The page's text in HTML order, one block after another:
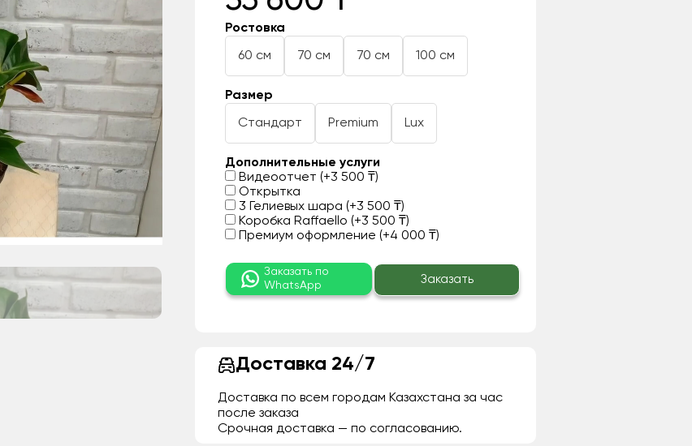
Ростовка
60 см 70 см 70 см 100 см
Размер
Стандарт Premium Lux
Дополнительные услуги
Видеоотчет (+3 500 ₸)
Открытка
3 Гелиевых шара (+3 500 ₸)
Коробка Raffaello (+3 500 ₸)
Премиум оформление (+4 000 ₸)
Заказать по
WhatsApp
Заказать
Доставка 24/7
Доставка по всем городам Казахстана за час
после заказа
Срочная доставка — по согласованию.